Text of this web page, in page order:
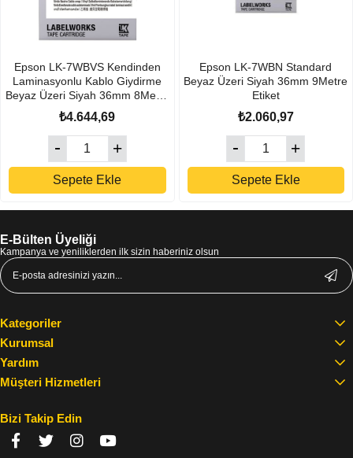
Epson LK-7WBVS Kendinden
Laminasyonlu Kablo Giydirme
Beyaz Üzeri Siyah 36mm 8Metre
Etiket
₺4.644,69
Sepete Ekle
Epson LK-7WBN Standard
Beyaz Üzeri Siyah 36mm 9Metre
Etiket
₺2.060,97
Sepete Ekle
E-Bülten Üyeliği
Kampanya ve yeniliklerden ilk sizin haberiniz olsun
Kategoriler
Kurumsal
Yardım
Müşteri Hizmetleri
Bizi Takip Edin